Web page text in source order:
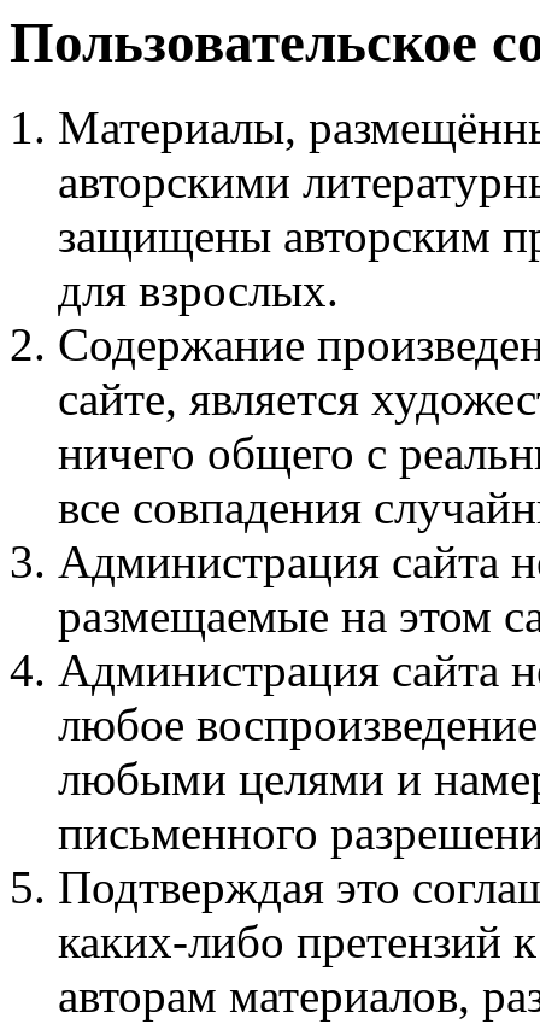
Пользовательское
Материалы,
авторскими
защищены авторским
для взрослых.
Содержание
сайте, является
ничего общего с
все совпадения
Администрация сайта
размещаемые на этом
Администрация сайта
любое
любыми целями и
письменного
Подтверждая это
каких-либо претензий
авторам материалов,